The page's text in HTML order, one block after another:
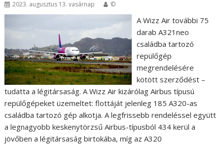
2023. augusztus 13. vasárnap ©
A Wizz Air további 75
darab A321neo
családba tartozó
repülőgép
megrendelésére
kötött szerződést –
tudatta a légitársaság. A Wizz Air kizárólag Airbus típusú
repülőgépeket üzemeltet: flottáját jelenleg 185 A320-as
családba tartozó gép alkotja. A legfrissebb rendeléssel együtt
a legnagyobb keskenytörzsű Airbus-típusból 434 kerül a
jövőben a légitársaság birtokába, míg az A320